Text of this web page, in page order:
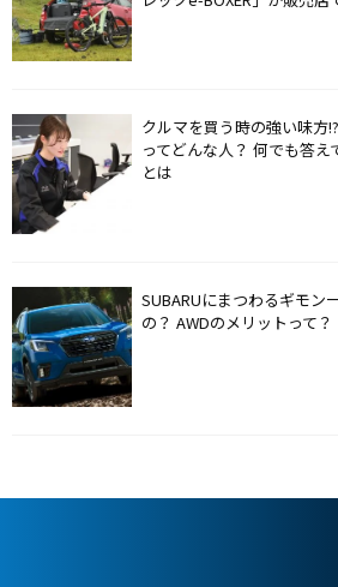
クルマを買う時の強い味方
ってどんな人？ 何でも答え
とは
SUBARUにまつわるギモン
の？ AWDのメリットって